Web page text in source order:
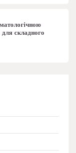
складного